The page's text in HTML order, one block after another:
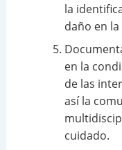
la
daño en la
en la
de las
así la
cuidado.